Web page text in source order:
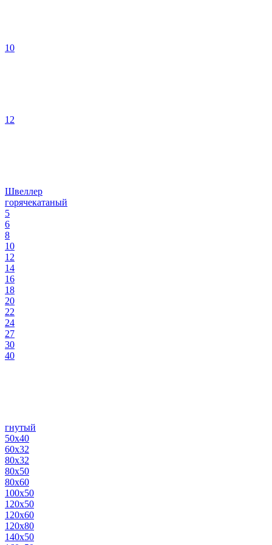
10
12
Швеллер
горячекатаный
5
6
8
10
12
14
16
18
20
22
24
27
30
40
гнутый
50х40
60х32
80х32
80х50
80х60
100х50
120х50
120х60
120х80
140х50